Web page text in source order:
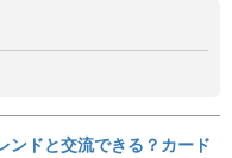
ンドと交流できる？カード